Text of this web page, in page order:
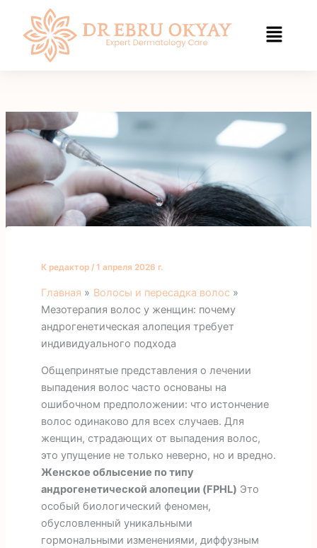
содержанию
К редактор / 1 апреля 2026 г.
Главная
Волосы и пересадка волос
Мезотерапия волос у женщин: почему
андрогенетическая алопеция требует
индивидуального подхода
Общепринятые представления о лечении
выпадения волос часто основаны на
ошибочном предположении: что истончение
волос одинаково для всех случаев. Для
женщин, страдающих от выпадения волос,
это упущение не только неверно, но и вредно.
Женское облысение по типу
андрогенетической алопеции (FPHL) Это
особый биологический феномен,
обусловленный уникальными
гормональными изменениями, диффузным